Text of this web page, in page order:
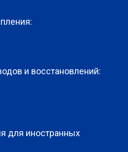
и восстановлений:
для иностранных